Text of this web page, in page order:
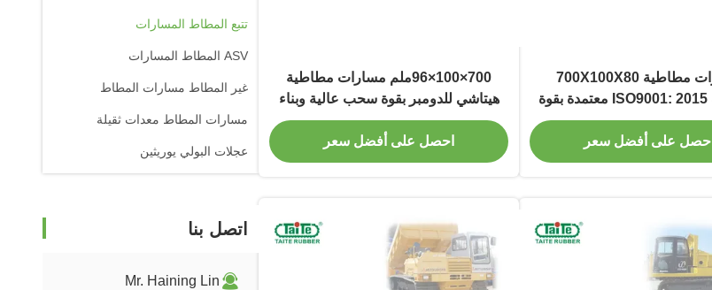
تتبع المطاط المسارات
ASV المطاط المسارات
غير المطاط مسارات المطاط
مسارات المطاط معدات ثقيلة
عجلات البولي يوريثين
اتصل بنا
Mr. Haining Lin
مسارات مطاطية 700X100X80
مخصصة ISO9001: 2015 معتمدة بقوة
سحب عالية لشركة هيتاشي CG 45
Carrier
احصل على أفضل سعر
700×100×96ملم مسارات مطاطية
هيتاشي للدومبر بقوة سحب عالية وبناء
دائم
احصل على أفضل سعر